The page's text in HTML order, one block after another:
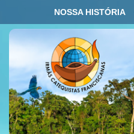
NOSSA HISTÓRIA